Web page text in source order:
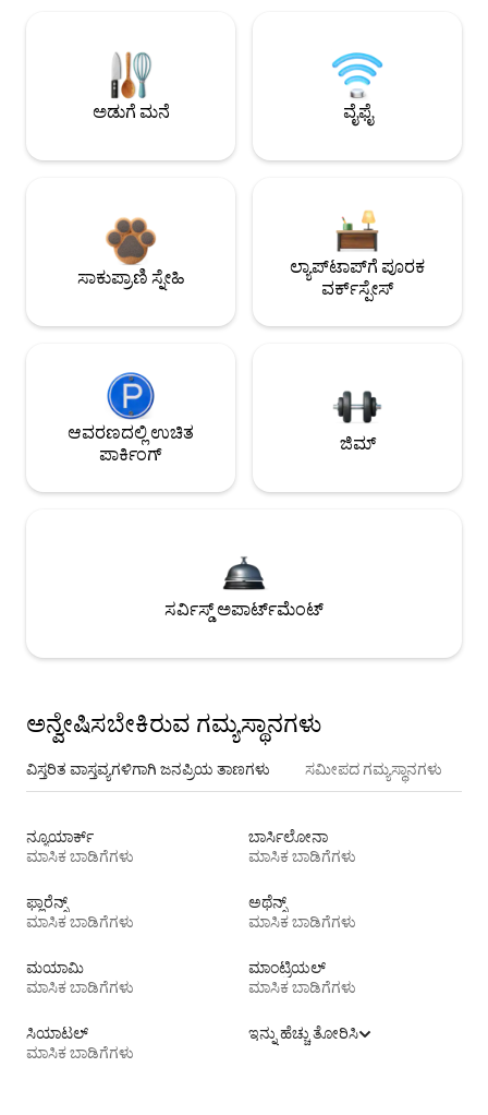
ಅಡುಗೆ ಮನೆ ವೈಫೈ
ಸಾಕುಪ್ರಾಣಿ ಸ್ನೇಹಿ
ಲ್ಯಾಪ್‌ಟಾಪ್‌ಗೆ ಪೂರಕ
ವರ್ಕ್‌ಸ್ಪೇಸ್
ಆವರಣದಲ್ಲಿ ಉಚಿತ
ಪಾರ್ಕಿಂಗ್
ಜಿಮ್
ಸರ್ವಿಸ್ಡ್ ಅಪಾರ್ಟ್‌ಮೆಂಟ್
ಅನ್ವೇಷಿಸಬೇಕಿರುವ ಗಮ್ಯಸ್ಥಾನಗಳು
ವಿಸ್ತರಿತ ವಾಸ್ತವ್ಯಗಳಿಗಾಗಿ ಜನಪ್ರಿಯ ತಾಣಗಳು ಸಮೀಪದ ಗಮ್ಯಸ್ಥಾನಗಳು
ನ್ಯೂಯಾರ್ಕ್
ಮಾಸಿಕ ಬಾಡಿಗೆಗಳು
ಬಾರ್ಸಿಲೋನಾ
ಮಾಸಿಕ ಬಾಡಿಗೆಗಳು
ಫ್ಲಾರೆನ್ಸ್
ಮಾಸಿಕ ಬಾಡಿಗೆಗಳು
ಅಥೆನ್ಸ್
ಮಾಸಿಕ ಬಾಡಿಗೆಗಳು
ಮಯಾಮಿ
ಮಾಸಿಕ ಬಾಡಿಗೆಗಳು
ಮಾಂಟ್ರಿಯಲ್
ಮಾಸಿಕ ಬಾಡಿಗೆಗಳು
ಸಿಯಾಟಲ್
ಮಾಸಿಕ ಬಾಡಿಗೆಗಳು
ಇನ್ನು ಹೆಚ್ಚು ತೋರಿಸಿ